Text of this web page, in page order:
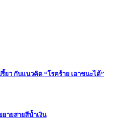
ยว กับแนวคิด “โรคร้าย เอาชนะได้”
ายสายสีน้ำเงิน